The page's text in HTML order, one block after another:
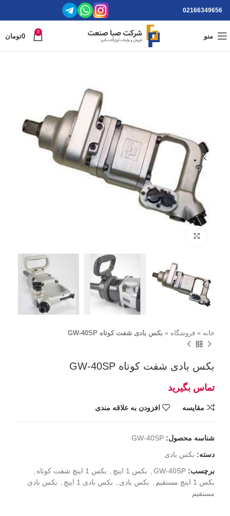
02166349656
منو
0
0تومان
خانه » فروشگاه » بکس بادی شفت کوتاه GW-40SP
بکس بادی شفت کوتاه GW-40SP
مقايسه افزودن به علاقه مندی
شناسه محصول: GW-40SP
دسته: بکس بادی
برچسب: GW-40SP بکس 1 اینچ بکس 1 اینچ شفت کوتاه
بکس 1 اینچ مستقیم
بکس بادی بکس بادی 1 اینچ
بکس بادی
مستقیم